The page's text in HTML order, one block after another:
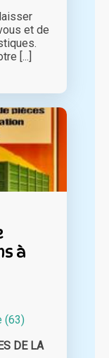
et de
[...]
à
(63)
DE LA